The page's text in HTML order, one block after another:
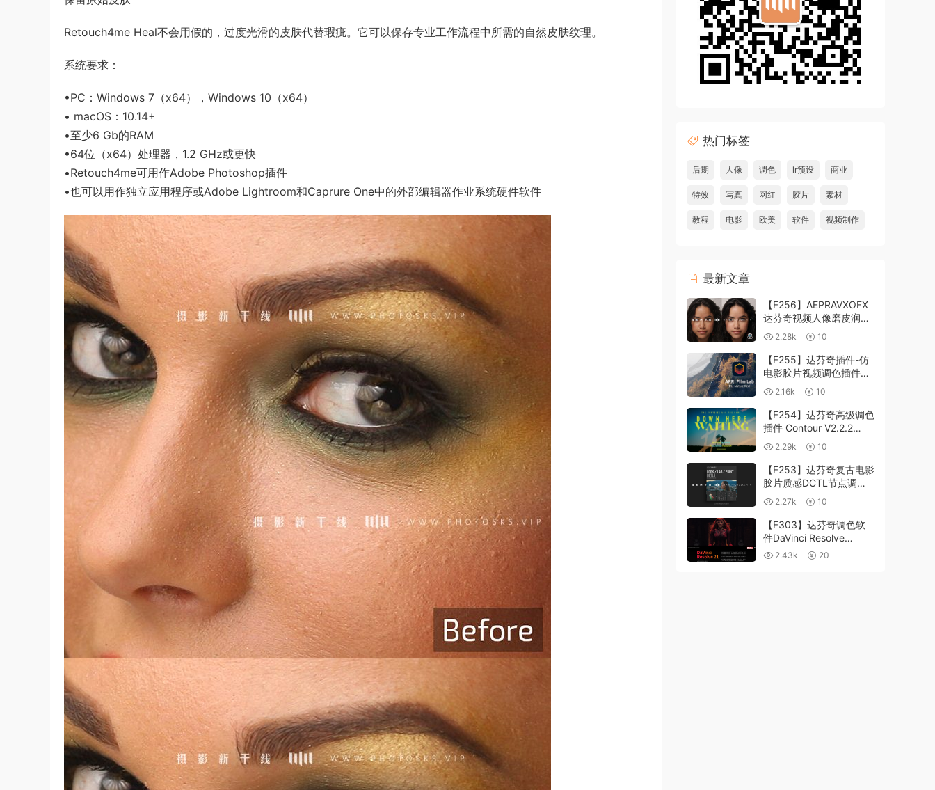
Retouch4me Heal不会用假的，过度光滑的皮肤代替瑕疵。它可以保存专业工作流程中所需的自然皮肤纹理。
系统要求：
•PC：Windows 7（x64），Windows 10（x64）
• macOS：10.14+
•至少6 Gb的RAM
•64位（x64）处理器，1.2 GHz或更快
•Retouch4me可用作Adobe Photoshop插件
•也可以用作独立应用程序或Adobe Lightroom和Caprure One中的外部编辑器作业系统硬件软件
热门标签
后期 人像 调色 lr预设 商业
特效 写真 网红 胶片 素材
教程 电影 欧美 软件 视频制作
最新文章
【F256】AEPRAVXOFX
达芬奇视频人像磨皮润肤
美颜插件 Beauty Box
V6.0.3 Win
2.28k 10
【F255】达芬奇插件-仿
电影胶片视频调色插件
ARRI Film Lab 1.0.10 Win
2.16k 10
【F254】达芬奇高级调色
插件 Contour V2.2.2
WinMac 含使用教程
2.29k 10
【F253】达芬奇复古电影
胶片质感DCTL节点调色
预设 MonoNodes LOOK
LAB PRINT V4.0
2.27k 10
【F303】达芬奇调色软
件DaVinci Resolve
Studio21.0.3 中文版
2.43k 20